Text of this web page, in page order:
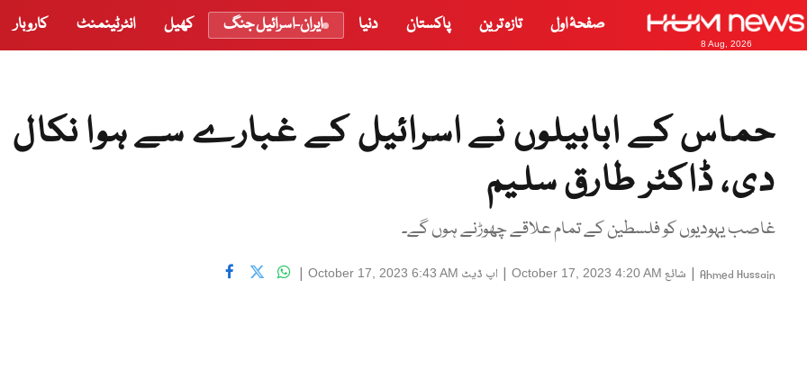
8 Aug, 2026
صفحۂ اول تازہ ترین پاکستان دنیا ایران-اسرائیل جنگ کھیل انٹرٹینمنٹ کاروبار
حماس کے ابابیلوں نے اسرائیل کے غبارے سے ہوا نکال
دی، ڈاکٹر طارق سلیم
غاصب یہودیوں کو فلسطین کے تمام علاقے چھوڑنے ہوں گے۔
Ahmed Hussain
| شائع October 17, 2023 4:20 AM
| اپ ڈیٹ October 17, 2023 6:43 AM
|